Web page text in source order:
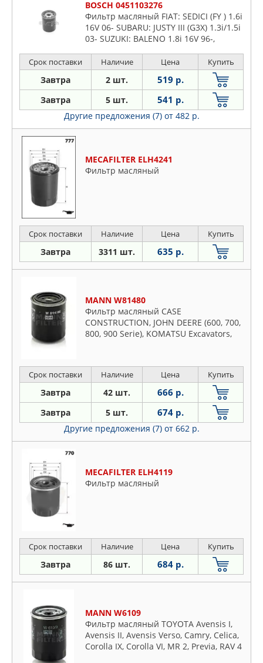
BOSCH 0451103276
Фильтр масляный FIAT: SEDICI (FY ) 1.6i
16V 06- SUBARU: JUSTY III (G3X) 1.3i/1.5i
03- SUZUKI: BALENO 1.8i 16V 96-,
Срок поставки Наличие Цена Купить
Завтра 2 шт. 519 р.
Завтра 5 шт. 541 р.
Другие предложения (7) от 482 р.
MECAFILTER ELH4241
Фильтр масляный
Срок поставки Наличие Цена Купить
Завтра 3311 шт. 635 р.
MANN W81480
Фильтр масляный CASE
CONSTRUCTION, JOHN DEERE (600, 700,
800, 900 Serie), KOMATSU Excavators,
Срок поставки Наличие Цена Купить
Завтра 42 шт. 666 р.
Завтра 5 шт. 674 р.
Другие предложения (7) от 662 р.
MECAFILTER ELH4119
Фильтр масляный
Срок поставки Наличие Цена Купить
Завтра 86 шт. 684 р.
MANN W6109
Фильтр масляный TOYOTA Avensis I,
Avensis II, Avensis Verso, Camry, Celica,
Corolla IX, Corolla VI, MR 2, Previa, RAV 4